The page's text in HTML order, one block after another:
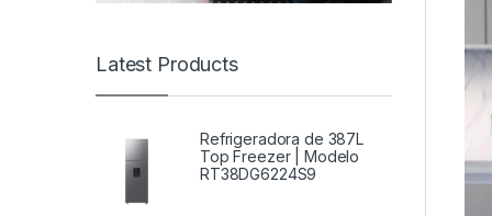
Latest Products
Refrigeradora de 387L
Top Freezer | Modelo
RT38DG6224S9